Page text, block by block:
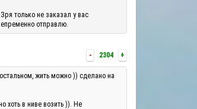
только не заказал у вас
отправлю.
- 2304 +
жить можно )) сделано на
хоть в ниве возить )). Не